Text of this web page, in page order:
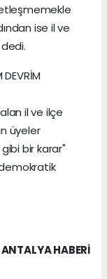
ise il ve
DEVRİM
il ve ilçe
üyeler
bir karar"
ANTALYA HABERİ